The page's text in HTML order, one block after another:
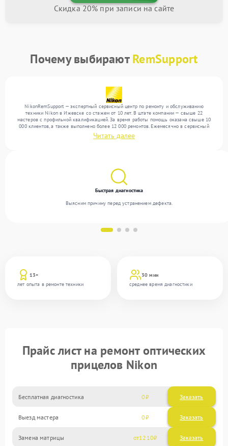
Скидка 20% при записи на сайте
Почему выбираютRemSupport
NikonRemSupport — экспертный сервисный центр по ремонту и обслуживанию
техники Nikon в Ижевске со стажем от 10 лет. В штате компании — свыше 22
мастеров с профильной квалификацией. За время работы помощь оказана свыше 10
000 клиентов, а также выполнено более 12 000 ремонтов. Ежемесячно в сервисный
центр поступает свыше 300 единиц техники, включая , , . Мы устраняем поломки
любой сложности и обеспечиваем надежный результат благодаря отлаженным
Читать далее
13+
лет опыта в ремонте техники
30 мин
среднее время диагностики
Быстрая диагностика
Выясним причину перед устранением дефекта.
Прайс лист на ремонт оптических
прицелов Nikon
Бесплатная диагностика 0 Заказать
Выезд мастера 0 Заказать
Замена матрицы 1210